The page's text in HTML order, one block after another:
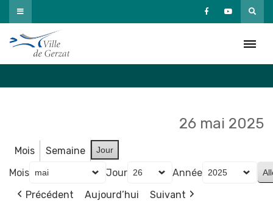
Passer
au
contenu
26 mai 2025
Mois Semaine Jour
Mois Jour
Année
Précédent
Aujourd’hui Suivant